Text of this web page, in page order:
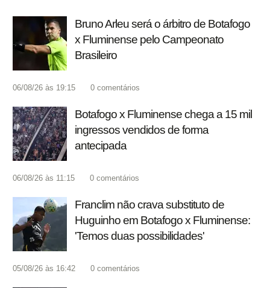
Bruno Arleu será o árbitro de Botafogo
x Fluminense pelo Campeonato
Brasileiro
06/08/26 às 19:15 0 comentários
Botafogo x Fluminense chega a 15 mil
ingressos vendidos de forma
antecipada
06/08/26 às 11:15 0 comentários
Franclim não crava substituto de
Huguinho em Botafogo x Fluminense:
'Temos duas possibilidades'
05/08/26 às 16:42 0 comentários